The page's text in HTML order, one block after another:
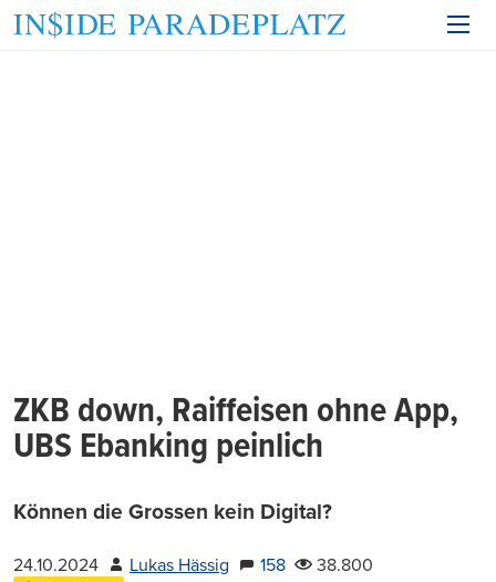
ZKB down, Raiffeisen ohne App,
UBS Ebanking peinlich
Können die Grossen kein Digital?
24.10.2024 Lukas Hässig 158
38.800